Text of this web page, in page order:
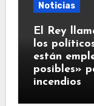
Noticias
El Rey
los
están
posibles»
incendios